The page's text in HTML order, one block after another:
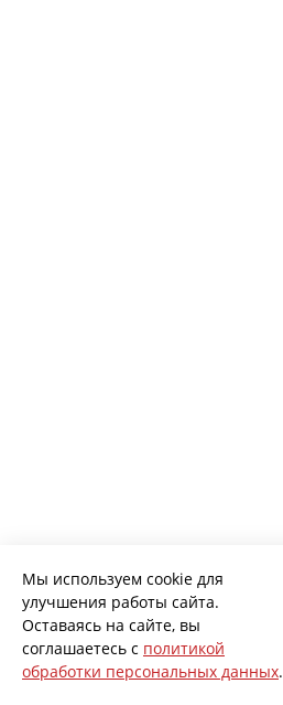
Мы используем cookie для
улучшения работы сайта.
Оставаясь на сайте, вы
соглашаетесь с политикой
обработки персональных данных.